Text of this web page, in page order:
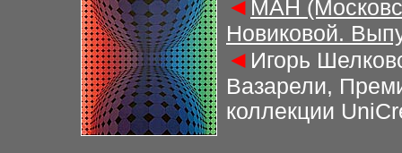
◄ МАН
Новиковой.
◄ Игорь
Вазарели,
коллекции